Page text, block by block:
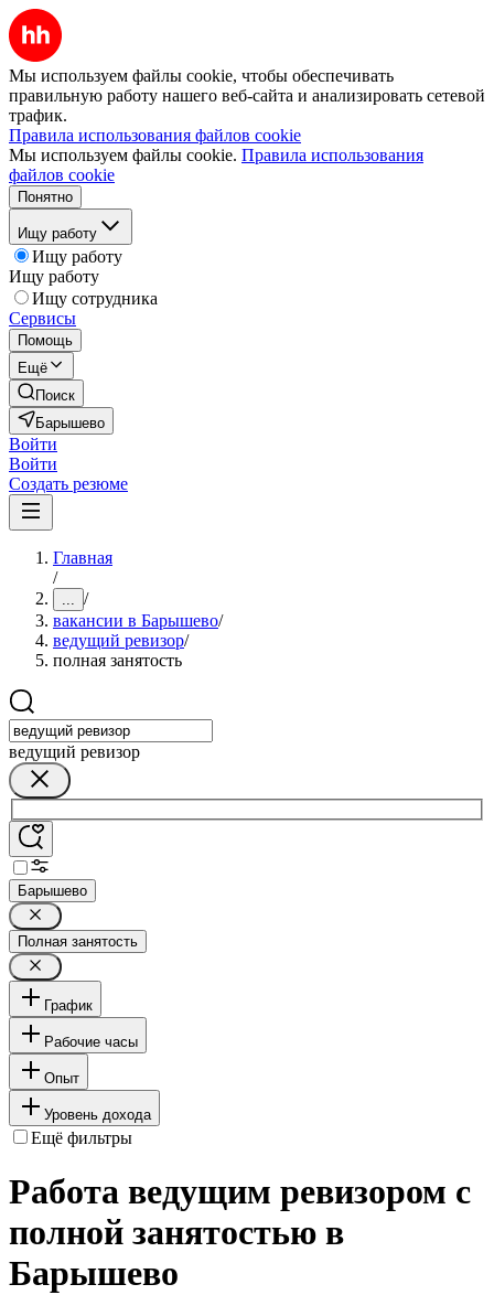
Мы используем файлы cookie, чтобы обеспечивать
правильную работу нашего веб-сайта и анализировать сетевой
трафик.
Правила использования файлов cookie
Мы используем файлы cookie. Правила использования
файлов cookie
Понятно
Ищу работу
Ищу работу
Ищу работу
Ищу сотрудника
Сервисы
Помощь
Ещё
Поиск
Барышево
Войти
Войти
Создать резюме
Главная
/
... /
вакансии в Барышево/
ведущий ревизор/
полная занятость
ведущий ревизор
Барышево
Полная занятость
График
Рабочие часы
Опыт
Уровень дохода
Ещё фильтры
Работа ведущим ревизором с
полной занятостью в
Барышево